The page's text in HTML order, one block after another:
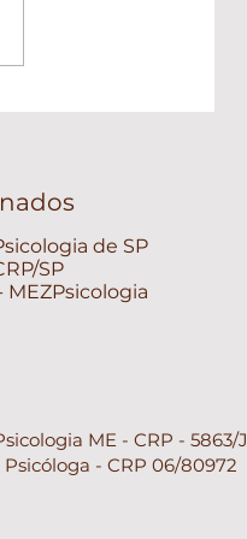
de SP
SP
MEZPsicologia
ME - CRP - 5863/J
- CRP 06/80972